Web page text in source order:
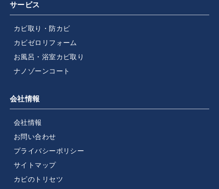
サービス
カビ取り・防カビ
カビゼロリフォーム
お風呂・浴室カビ取り
ナノゾーンコート
会社情報
会社情報
お問い合わせ
プライバシーポリシー
サイトマップ
カビのトリセツ